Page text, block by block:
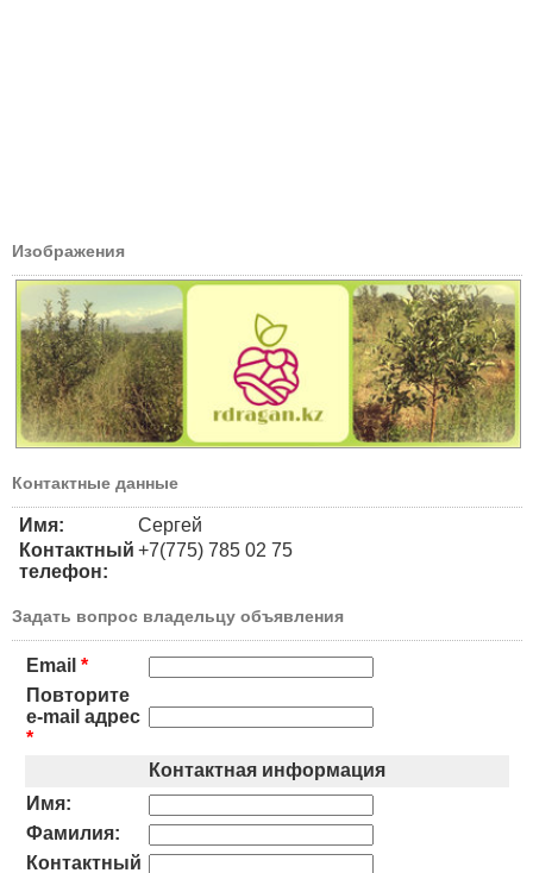
Изображения
Контактные данные
Имя:
Сергей
Контактный
телефон:
+7(775) 785 02 75
Задать вопрос владельцу объявления
Email *
Повторите
e-mail адрес
*
Контактная информация
Имя:
Фамилия:
Контактный